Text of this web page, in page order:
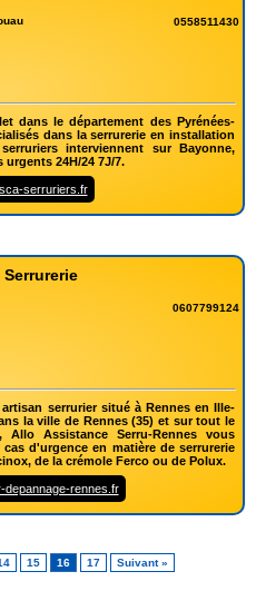
0558511430
dans le département des Pyrénées-
dans la serrurerie en installation
interviennent sur Bayonne,
24H/24 7J/7.
serruriers.fr
0607799124
serrurier situé à Rennes en Ille-
la ville de Rennes (35) et sur tout le
Allo Assistance Serru-Rennes vous
d'urgence en matière de serrurerie
de la crémole Ferco ou de Polux.
depannage-rennes.fr
15 16 17 Suivant »